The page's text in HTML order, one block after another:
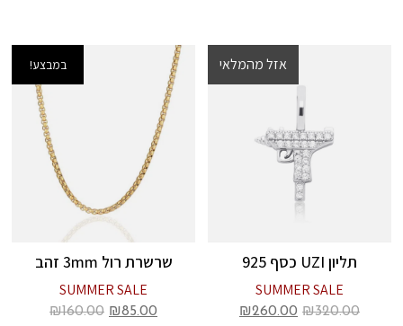
אזל מהמלאי
במבצע!
תליון UZI כסף 925
SUMMER SALE
₪320.00
₪260.00
במבצע!
שרשרת רול 3mm זהב
SUMMER SALE
₪85.00
₪160.00